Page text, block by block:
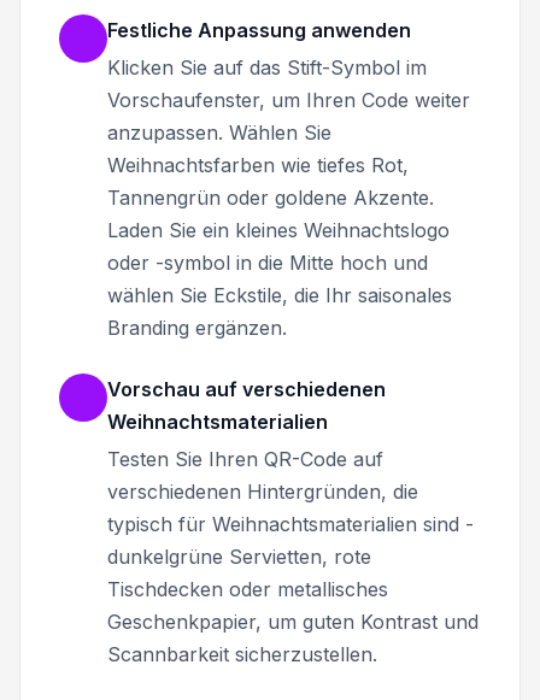
Festliche Anpassung anwenden
Klicken Sie auf das Stift-Symbol im
Vorschaufenster, um Ihren Code weiter
anzupassen. Wählen Sie
Weihnachtsfarben wie tiefes Rot,
Tannengrün oder goldene Akzente.
Laden Sie ein kleines Weihnachtslogo
oder -symbol in die Mitte hoch und
wählen Sie Eckstile, die Ihr saisonales
Branding ergänzen.
Vorschau auf verschiedenen
Weihnachtsmaterialien
Testen Sie Ihren QR-Code auf
verschiedenen Hintergründen, die
typisch für Weihnachtsmaterialien sind -
dunkelgrüne Servietten, rote
Tischdecken oder metallisches
Geschenkpapier, um guten Kontrast und
Scannbarkeit sicherzustellen.